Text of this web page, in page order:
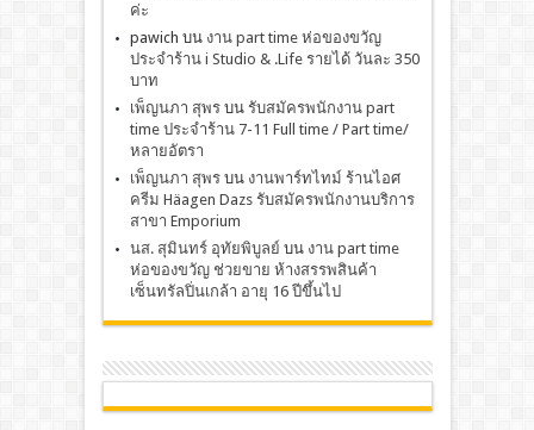
ค่ะ
pawich บน งาน part time ห่อของขวัญ
ประจำร้าน i Studio & .Life รายได้ วันละ 350
บาท
เพ็ญนภา สุพรบน รับสมัครพนักงาน part
time ประจำร้าน 7-11 Full time / Part time/
หลายอัตรา
เพ็ญนภา สุพรบน งานพาร์ทไทม์ ร้านไอศ
ครีม Häagen Dazs รับสมัครพนักงานบริการ
สาขา Emporium
นส. สุมินทร์ อุทัยพิบูลย์ บน งาน part time
ห่อของขวัญ ช่วยขาย ห้างสรรพสินค้า
เซ็นทรัลปิ่นเกล้า อายุ 16 ปีขึ้นไป